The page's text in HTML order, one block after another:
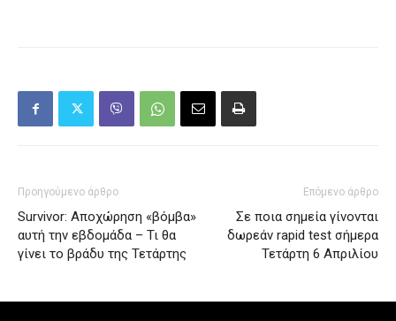
Προηγούμενο άρθρο
Survivor: Αποχώρηση «βόμβα»
αυτή την εβδομάδα – Τι θα
γίνει το βράδυ της Τετάρτης
Επόμενο άρθρο
Σε ποια σημεία γίνοvται
δωρεάν rapid test σήμερα
Τετάρτη 6 Απριλίου